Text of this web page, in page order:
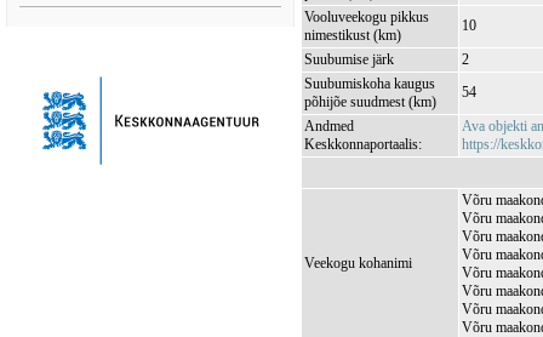
Vooluveekogu pikkus
nimestikust (km)
10
Suubumise järk
2
Suubumiskoha kaugus
põhijõe suudmest (km)
54
Andmed
Keskkonnaportaalis:
Ava objekti
https://
Veekogu kohanimi
Võru
Võru
Võru
Võru
Võru
Võru
Võru
Võru